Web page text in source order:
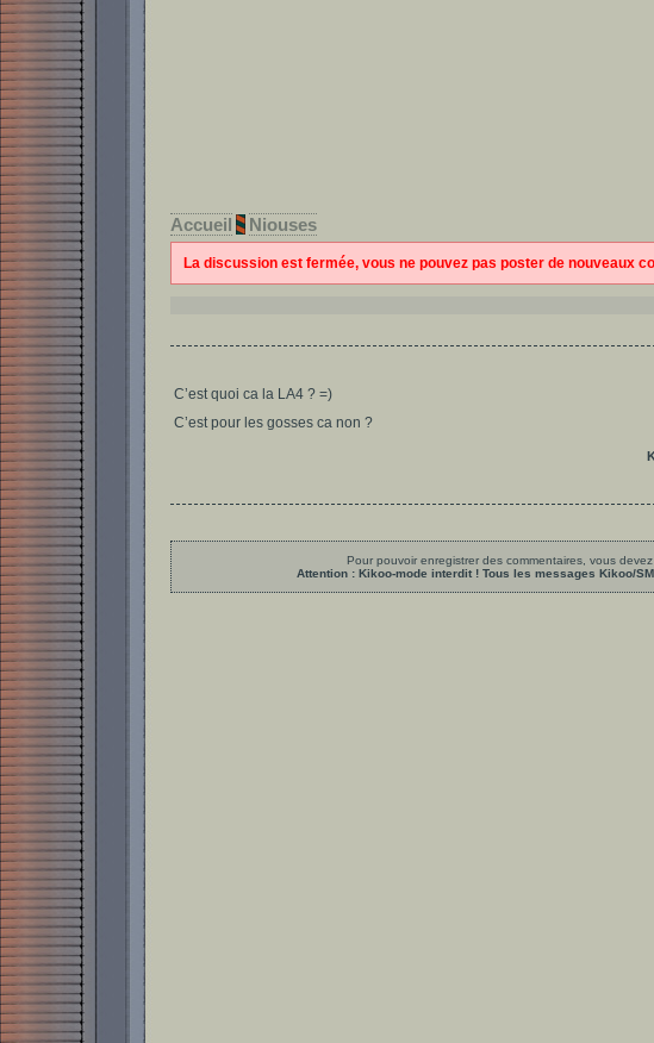
Accueil Niouses
La discussion est fermée, vous ne pouvez pas poster de nouveaux
C’est quoi ca la LA4 ? =)
C’est pour les gosses ca non ?
Pour pouvoir enregistrer des commentaires, vous
Attention : Kikoo-mode interdit ! Tous les messages Kikoo/